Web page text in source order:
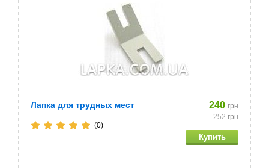
Лапка для трудных мест 240 грн
252грн
(0)